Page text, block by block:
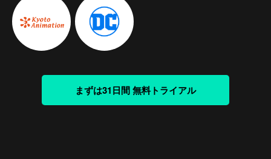
まずは31日間 無料トライアル